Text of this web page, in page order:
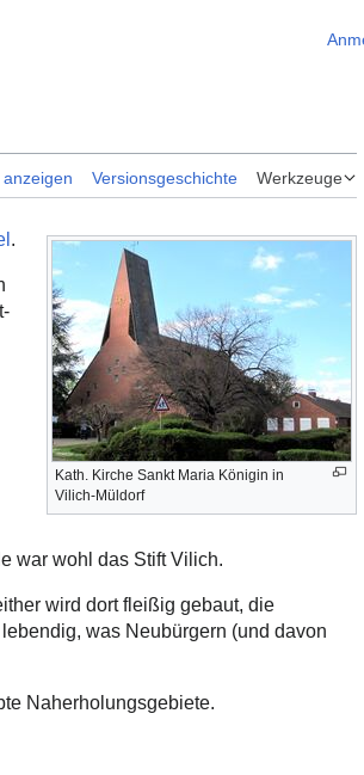
Versionsgeschichte Werkzeuge
Kath. Kirche Sankt Maria Königin in
Vilich-Müldorf
.
war wohl das Stift Vilich.
wird dort fleißig gebaut, die
was Neubürgern (und davon
Naherholungsgebiete.